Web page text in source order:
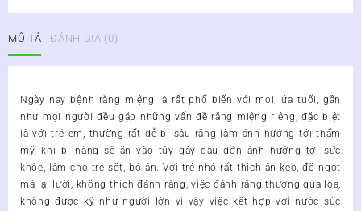
Tấm
Thanh
150ml
MÔ TẢ ĐÁNH GIÁ (0)
Ngày nay bệnh răng miệng là rất phổ biến với mọi lứa tuổi, gần
như mọi người đều gặp những vấn đề răng miệng riêng
, đặc biệt
là với trẻ em, thường rất dễ bị sâu răng làm ảnh hưởng tới thẩm
mỹ, khi bị nặng sẽ ăn vào tủy gây đau đớn ảnh hưởng tới sức
khỏe, làm cho trẻ sốt, bỏ ăn. Với trẻ nhỏ rất thích ăn kẹo, đồ ngọt
mà lại lười, không thích đánh răng, việc đánh răng thường qua loa,
không được kỹ như người lớn vì vậy việc kết hợp với nước súc